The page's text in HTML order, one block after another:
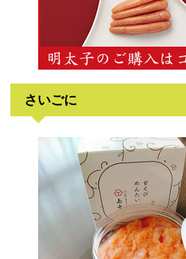
さいごに